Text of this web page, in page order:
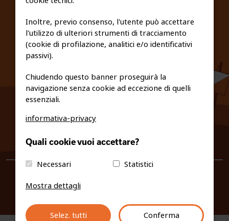
PRIVACY E COOKIE POLICY
info@fiso.it|fiso@pec-mail.eu
Inoltre, previo consenso, l'utente può accettare
l'utilizzo di ulteriori strumenti di tracciamento
(cookie di profilazione, analitici e/o identificativi
passivi).
Chiudendo questo banner proseguirà la
navigazione senza cookie ad eccezione di quelli
essenziali.
informativa-privacy
Quali cookie vuoi accettare?
Necessari
Statistici
Mostra dettagli
Selez. tutti Conferma